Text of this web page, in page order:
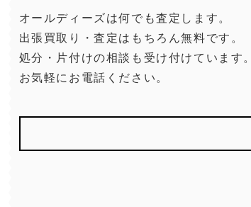
オールディーズは何でも査定します。
出張買取り・査定はもちろん無料です。
処分・片付けの相談も受け付けています。
お気軽にお電話ください。